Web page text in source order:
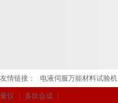
友情链接： 电液伺服万能材料试验机
量仪 多肽合成